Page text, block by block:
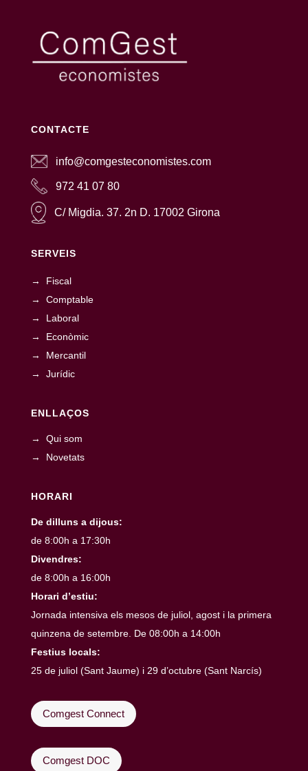
CONTACTE
info@comgesteconomistes.com
972 41 07 80
C/ Migdia. 37. 2n D. 17002 Girona
SERVEIS
→ Fiscal
→ Comptable
→ Laboral
→ Econòmic
→ Mercantil
→ Jurídic
ENLLAÇOS
→ Qui som
→ Novetats
HORARI
De dilluns a dijous:
de 8:00h a 17:30h
Divendres:
de 8:00h a 16:00h
Horari d’estiu:
Jornada intensiva els mesos de juliol, agost i la primera
quinzena de setembre. De 08:00h a 14:00h
Festius locals:
25 de juliol (Sant Jaume) i 29 d’octubre (Sant Narcís)
Comgest Connect
Comgest DOC